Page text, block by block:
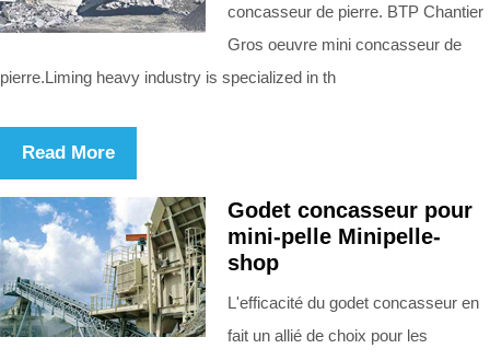
concasseur de pierre. BTP Chantier
Gros oeuvre mini concasseur de
pierre.Liming heavy industry is specialized in th
Read More
Godet concasseur pour
mini-pelle Minipelle-
shop
L'efficacité du godet concasseur en
fait un allié de choix pour les